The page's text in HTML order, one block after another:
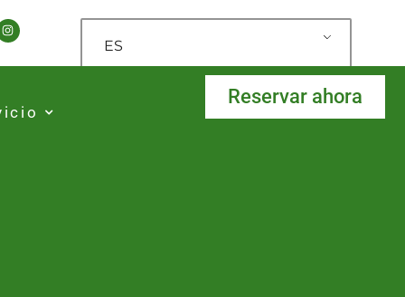
ES
Reservar ahora